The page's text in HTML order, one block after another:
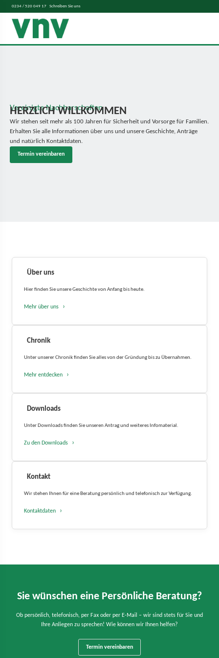
0234 / 520 049 17 Schreiben Sie uns
Vereinigte Nachbarschaften
HERZLICH WILLKOMMEN
Wir stehen seit mehr als 100 Jahren für Sicherheit und Vorsorge für Familien.
Erhalten Sie alle Informationen über uns und unsere Geschichte, Anträge
und natürlich Kontaktdaten.
Termin vereinbaren
Über uns
Hier finden Sie unsere Geschichte von Anfang bis heute.
Mehr über uns
Chronik
Unter unserer Chronik finden Sie alles von der Gründung bis zu Übernahmen.
Mehr entdecken
Downloads
Unter Downloads finden Sie unseren Antrag und weiteres Infomaterial.
Zu den Downloads
Kontakt
Wir stehen Ihnen für eine Beratung persönlich und telefonisch zur Verfügung.
Kontaktdaten
Sie wünschen eine Persönliche Beratung?
Ob persönlich, telefonisch, per Fax oder per E-Mail – wir sind stets für Sie und
Ihre Anliegen zu sprechen! Wie können wir Ihnen helfen?
Termin vereinbaren